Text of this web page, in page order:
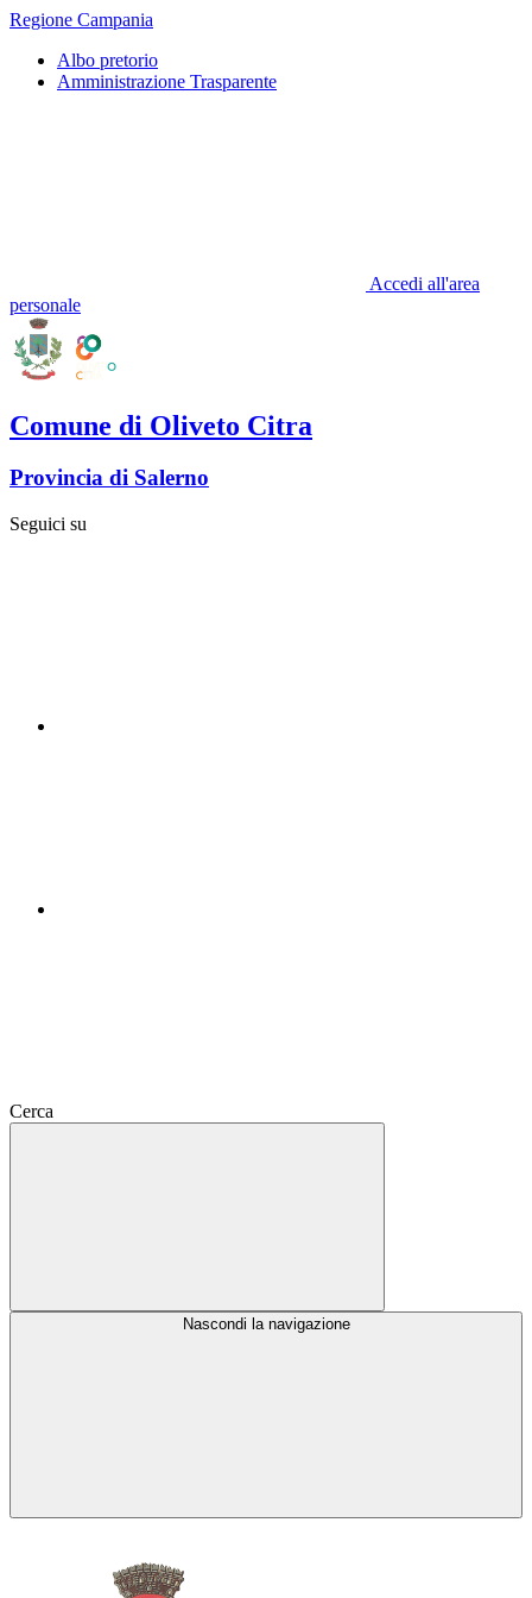
Regione Campania
Albo pretorio
Amministrazione Trasparente
Accedi all'area
personale
Comune di Oliveto Citra
Provincia di Salerno
Seguici su
Cerca
Nascondi la navigazione